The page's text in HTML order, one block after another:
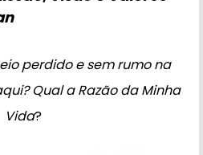
perdido e sem rumo na
Qual a Razão da Minha
Vida?